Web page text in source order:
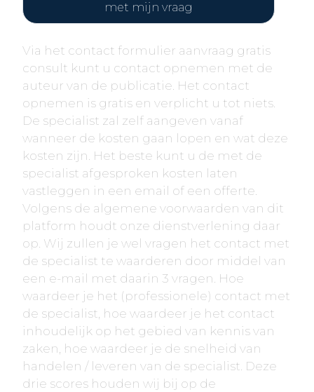
met mijn vraag
Via het contact formulier aanvraag gratis
consult kunt u contact opnemen met de
auteur van de publicatie. Het contact
opnemen is gratis en verplicht u tot niets.
De specialist zal zelf aangeven vanaf
wanneer de kosten gaan lopen en wat deze
kosten zijn. Het beste kunt u de met de
specialist afgesproken kosten laten
vastleggen in een email of een offerte.
Volgens de algemene voorwaarden van dit
platform houdt onze dienstverlening daar
op. Wij zullen je wel vragen het contact met
de specialist te waarderen door middel van
een e-mail met daarin 3 vragen. Hoe
waardeer je het (professionele) contact met
de specialist, hoe waardeer je het contact
inhoudelijk op het gebied van kennis van
zaken, hoe waardeer je de snelheid van
handelen / leveren van de specialist. Deze
drie scores houden wij bij op de